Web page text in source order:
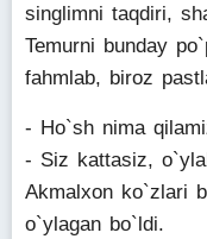
singlimni taqdiri,
Temurni bunday
fahmlab, biroz
- Ho`sh nima
- Siz kattasiz,
Akmalxon ko`zlari
o`ylagan bo`ldi.